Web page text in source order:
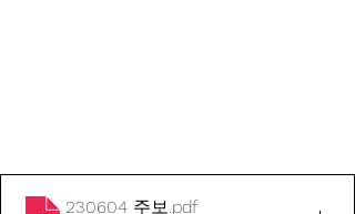
230604 주보.pdf